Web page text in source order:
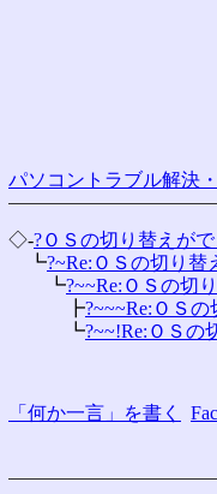
パソコントラブル解決
◇-?ＯＳの切り替えがで
┗?~Re:ＯＳの切り
┗?~~Re:ＯＳの切
┣?~~~Re:ＯＳ
┗?~~!Re:ＯＳの
「何か一言」を書く